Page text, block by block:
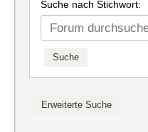
Suche nach Stichwort: